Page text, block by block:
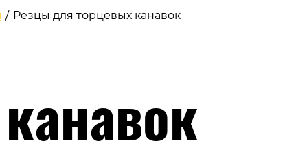
/ Резцы для торцевых канавок